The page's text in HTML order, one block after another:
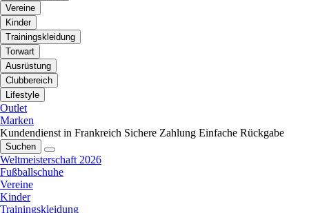
Vereine
Kinder
Trainingskleidung
Torwart
Ausrüstung
Clubbereich
Lifestyle
Outlet
Marken
Kundendienst in Frankreich Sichere Zahlung Einfache Rückgabe
Suchen
Weltmeisterschaft 2026
Fußballschuhe
Vereine
Kinder
Trainingskleidung